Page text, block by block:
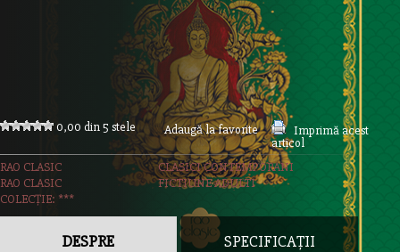
0,00 din 5 stele Adaugă la favorite
Imprimă acest
articol
RAO CLASIC
CLASICI CONTEMPORANI
RAO CLASIC
FICTIUNE ADULTI
COLECȚIE: ***
DESPRE SPECIFICAȚII